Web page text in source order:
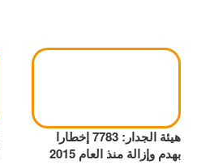
هيئة الجدار: 7783 إخطارا
بهدم وإزالة منذ العام 2015